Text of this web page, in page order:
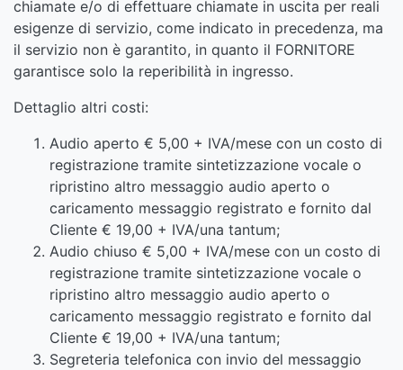
chiamate e/o di effettuare chiamate in uscita per reali
esigenze di servizio, come indicato in precedenza, ma
il servizio non è garantito, in quanto il FORNITORE
garantisce solo la reperibilità in ingresso.
Dettaglio altri costi:
Audio aperto € 5,00 + IVA/mese con un costo di
registrazione tramite sintetizzazione vocale o
ripristino altro messaggio audio aperto o
caricamento messaggio registrato e fornito dal
Cliente € 19,00 + IVA/una tantum;
Audio chiuso € 5,00 + IVA/mese con un costo di
registrazione tramite sintetizzazione vocale o
ripristino altro messaggio audio aperto o
caricamento messaggio registrato e fornito dal
Cliente € 19,00 + IVA/una tantum;
Segreteria telefonica con invio del messaggio